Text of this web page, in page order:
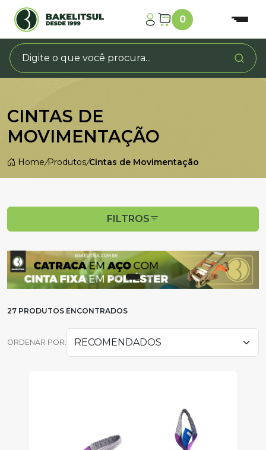
0
CINTAS DE
MOVIMENTAÇÃO
Home/Produtos/Cintas de Movimentação
FILTROS
27 PRODUTOS ENCONTRADOS
ORDENAR POR: